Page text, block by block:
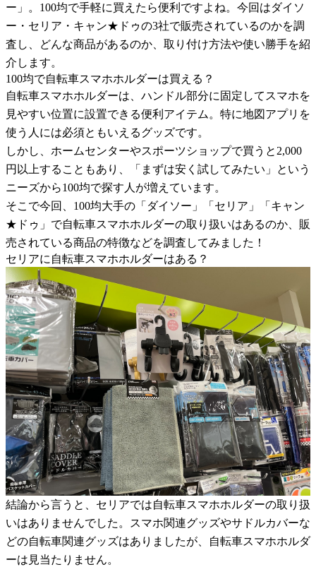
ー」。100均で手軽に買えたら便利ですよね。今回はダイソ
ー・セリア・キャン★ドゥの3社で販売されているのかを調
査し、どんな商品があるのか、取り付け方法や使い勝手を紹
介します。
100均で自転車スマホホルダーは買える？
自転車スマホホルダーは、ハンドル部分に固定してスマホを
見やすい位置に設置できる便利アイテム。特に地図アプリを
使う人には必須ともいえるグッズです。
しかし、ホームセンターやスポーツショップで買うと2,000
円以上することもあり、「まずは安く試してみたい」という
ニーズから100均で探す人が増えています。
そこで今回、100均大手の「ダイソー」「セリア」「キャン
★ドゥ」で自転車スマホホルダーの取り扱いはあるのか、販
売されている商品の特徴などを調査してみました！
セリアに自転車スマホホルダーはある？
結論から言うと、セリアでは自転車スマホホルダーの取り扱
いはありませんでした。スマホ関連グッズやサドルカバーな
どの自転車関連グッズはありましたが、自転車スマホホルダ
ーは見当たりません。